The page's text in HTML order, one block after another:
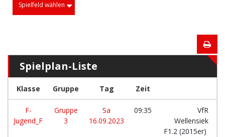
Spielfeld wählen
Spielplan-Liste
Klasse Gruppe Tag Zeit
F-
Jugend_F
Gruppe
3
Sa
16.09.2023
09:35
VfR
Wellensiek
F1.2 (2015er)